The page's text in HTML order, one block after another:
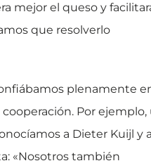
mejor el queso y
que resolverlo
plenamente
Por ejemplo,
a Dieter Kuijl y
«Nosotros también